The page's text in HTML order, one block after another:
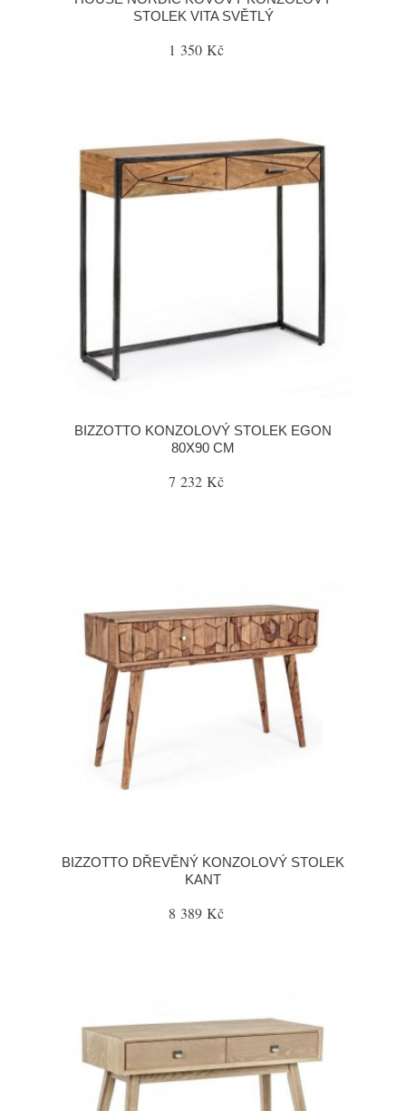
STOLEK VITA SVĚTLÝ
1 350 Kč
BIZZOTTO KONZOLOVÝ STOLEK EGON
80X90 CM
7 232 Kč
BIZZOTTO DŘEVĚNÝ KONZOLOVÝ STOLEK
KANT
8 389 Kč